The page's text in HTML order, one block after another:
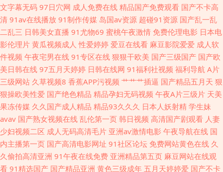
人 超碰91青娱乐吧 久热这里只有 熟妇超碰自拍 AV狼友社区论坛 久久素人
丝袜欧洲综合 91熟女爱爱 久久老司机网 五月天偷拍 99色色网 狠狠干综合
人禽另类在线观看 亚洲天堂bt 国产女人3p 少妇黑森林 99热逼逼 韩国美女av
网址 日韩色综合网 91老司机福利 肏屄视频在线看 亚洲狼友AV天堂 超碰色
色人人 中文字幕日韩电影 久久伊人欧洲 97亚洲中文 国产在线999 日本黄色
片 成人片大香蕉 免费av网站 香蕉导航 俺去也黄色图片 九一传媒网站入口
AV黄色男人天堂 色香焦伊人久久 91免费视频网 青青久久99 自拍超碰
文字幕无码 97日穴网 成人免费在线 精品国产免费观看 国产不卡高
清 91av在线播放 91制作传媒 岛国av资源 超碰91资源 国产乱一乱
二乱三 日韩美女直播 91尤物69 蜜桃午夜激情 免费伦理电影 日本电
影伦理片 黄瓜视频成人 性爱婷婷 爱豆在线看 麻豆影院爱爱 成人软
件视频 午夜宅男在线 91专区在线 狠狠干欧美 国产三级国产 国产欧
美日韩在线 97五月天婷婷 日韩在线网 91福利社视频 福利导航 A片
三级网站 久草视频8 香蕉APP污视频 艹艹艹插逼 国产精品五月天 狠
狠操欧美性爱 国产绝色精品 精品孕妇无码视频 午夜A片三级片 天美
果冻传媒 久久国产成人精品 精品93久久久 日本人妖射精 学生妹
avav 国产熟女视频在线 乱伦第一页 韩日视频 高清国产剧观看 人妻
少妇视频二区 成人无码高清毛片 亚洲av激情电影 午夜导航在线 国
内主播第一页 国产高清电影网址 91社区论坛 免费网站黄色在线 久
久偷拍高清亚洲 91午夜在线免费 亚洲精品第五页 麻豆网站在线观
看 91精选国产 国产精品亚洲 黄色三级成年 五月天婷婷爱 国产不卡